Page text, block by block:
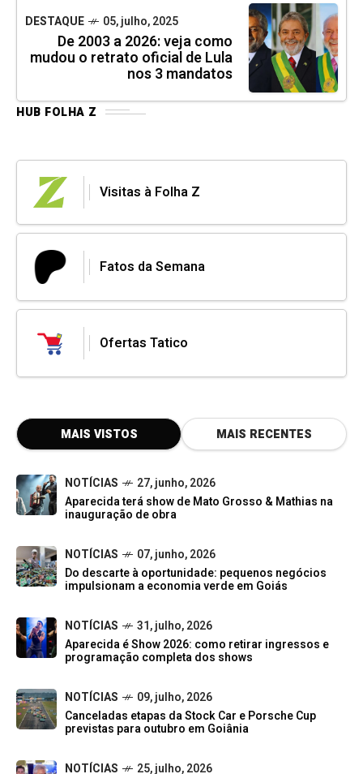
DESTAQUE 05, julho, 2025
De 2003 a 2026: veja como
mudou o retrato oficial de Lula
nos 3 mandatos
HUB FOLHA Z
Visitas à Folha Z
Fatos da Semana
Ofertas Tatico
MAIS VISTOS MAIS RECENTES
NOTÍCIAS
27, junho, 2026
Aparecida terá show de Mato Grosso & Mathias na
inauguração de obra
NOTÍCIAS
07, junho, 2026
Do descarte à oportunidade: pequenos negócios
impulsionam a economia verde em Goiás
NOTÍCIAS
31, julho, 2026
Aparecida é Show 2026: como retirar ingressos e
programação completa dos shows
NOTÍCIAS
09, julho, 2026
Canceladas etapas da Stock Car e Porsche Cup
previstas para outubro em Goiânia
NOTÍCIAS 25, julho, 2026